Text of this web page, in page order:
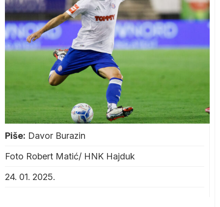
Piše: Davor Burazin
Foto Robert Matić/ HNK Hajduk
24. 01. 2025.